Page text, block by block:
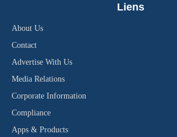
Liens
About Us
Contact
Advertise With Us
Media Relations
Corporate Information
Compliance
Apps & Products